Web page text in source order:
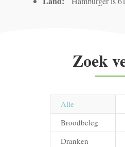
Zoek
Alle
Broodbeleg
Dranken